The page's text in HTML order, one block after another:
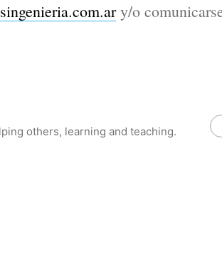
y/o
others, learning and teaching.